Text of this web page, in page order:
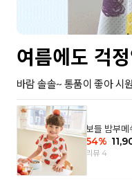
여름에도 걱
바람 솔솔~ 통품이 좋아 시
보들 밤부메
어
54%
리뷰 4